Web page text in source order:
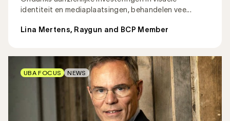
identiteit en mediaplaatsingen, behandelen vee...
Lina Mertens, Raygun and BCP Member
UBA FOCUS NEWS